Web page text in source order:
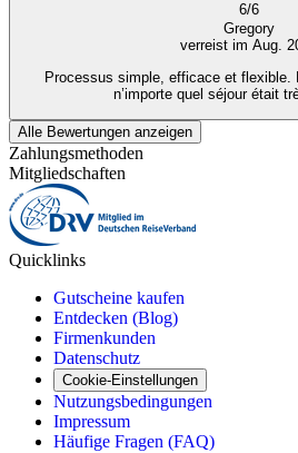
6/6
Gregory
verreist im Aug.
Processus simple, efficace et flexible.
n’importe quel séjour était
Alle Bewertungen anzeigen
Zahlungsmethoden
Mitgliedschaften
Quicklinks
Gutscheine kaufen
Entdecken (Blog)
Firmenkunden
Datenschutz
Cookie-Einstellungen
Nutzungsbedingungen
Impressum
Häufige Fragen (FAQ)